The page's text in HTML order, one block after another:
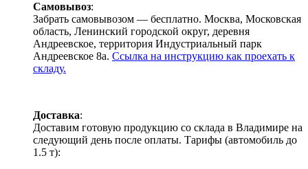
Самовывоз:
Забрать самовывозом — бесплатно. Москва, Московская
область, Ленинский городской округ, деревня
Андреевское, территория Индустриальный парк
Андреевское 8а. Ссылка на инструкцию как проехать к
складу.
Доставка:
Доставим готовую продукцию со склада в Владимире на
следующий день после оплаты. Тарифы (автомобиль до
1.5 т):